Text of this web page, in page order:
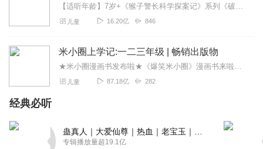
【适听年龄】7岁+《猴子警长科学探案记》系列《破坏者联盟篇1·猴子警长科学探案记》>>>《破坏者联盟篇2·猴子警长科学探案记》>>>《破坏者联盟篇3·猴子警长科...
儿童 16.20亿 846
米小圈上学记:一二三年级 | 畅销出版物
★米小圈漫画书发布啦★《爆笑米小圈》漫画书来啦《米小圈上学记》一二三年级正版广播剧！《米小圈上学记》系列是儿童作家北猫最新创作的儿童小说系列，作品诙谐幽默、好...
儿童 87.18亿 282
经典必听
专辑播放量超19.1亿